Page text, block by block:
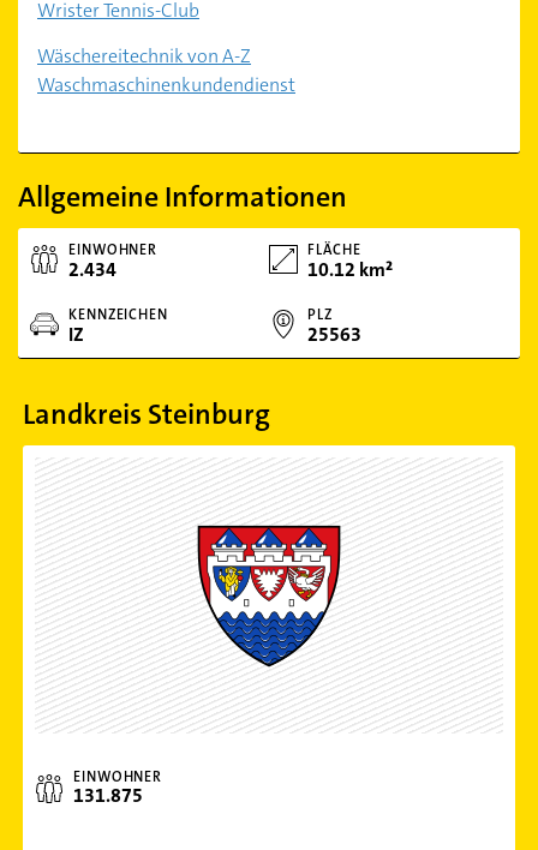
Wrister Tennis-Club
Wäschereitechnik von A-Z
Waschmaschinenkundendienst
Allgemeine Informationen
EINWOHNER
2.434
FLÄCHE
10.12 km²
KENNZEICHEN
IZ
PLZ
25563
Landkreis Steinburg
EINWOHNER
131.875